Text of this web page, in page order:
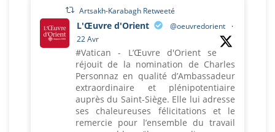
Artsakh-Karabagh Retweeté
L'Œuvre d'Orient @oeuvredorient
·
22 Avr
#Vatican - L’Œuvre d'Orient se
réjouit de la nomination de Charles
Personnaz en qualité d’Ambassadeur
extraordinaire et plénipotentiaire
auprès du Saint-Siège. Elle lui adresse
ses chaleureuses félicitations et le
remercie pour l’ensemble du travail